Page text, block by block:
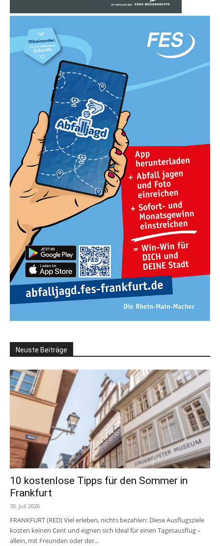
Neuste Beiträge
10 kostenlose Tipps für den Sommer in
Frankfurt
30. Juli 2026
FRANKFURT (RED) Viel erleben, nichts bezahlen: Diese Ausflugsziele
kosten keinen Cent und eignen sich ideal für einen Tagesausflug –
allein, mit Freunden oder der...